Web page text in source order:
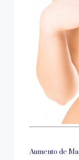
Aumento de